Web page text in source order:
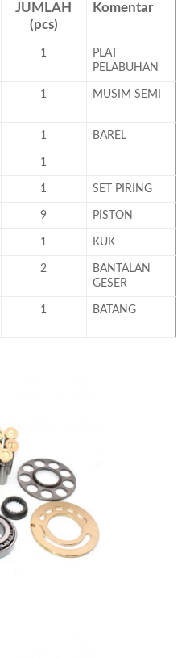
JUMLAH
(pcs)
Komentar
1
PLAT
PELABUHAN
1 MUSIM SEMI
1 BAREL
1
1 SET PIRING
9 PISTON
1 KUK
2
BANTALAN
GESER
1 BATANG